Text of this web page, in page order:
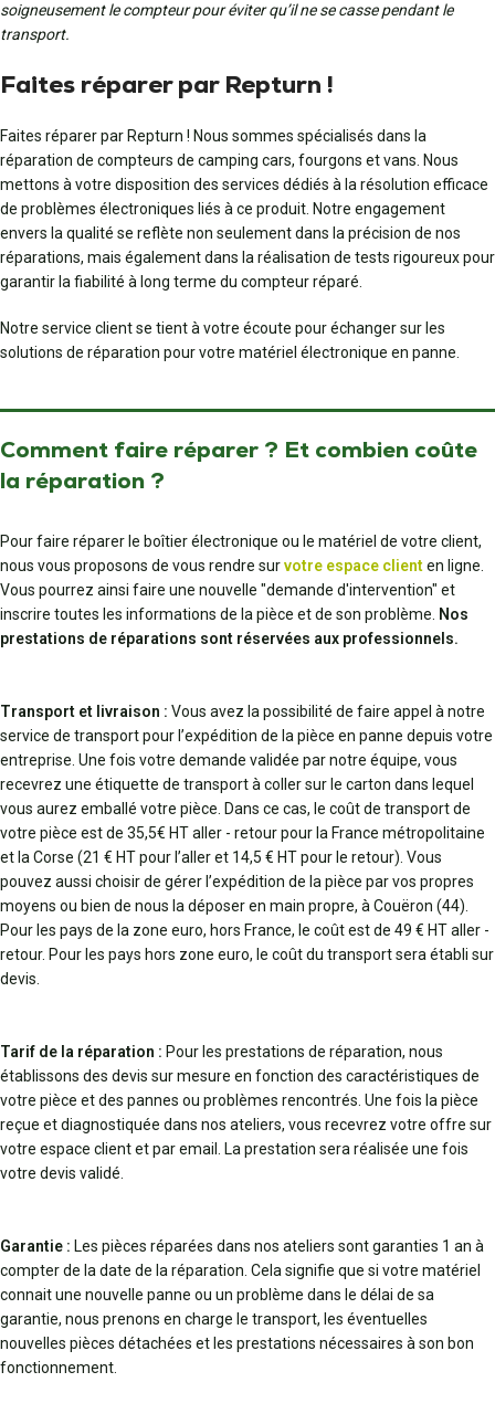
soigneusement le compteur pour éviter qu’il ne se casse pendant le
transport.
Faites réparer par Repturn !
Faites réparer par Repturn ! Nous sommes spécialisés dans la
réparation de compteurs de camping cars, fourgons et vans. Nous
mettons à votre disposition des services dédiés à la résolution efficace
de problèmes électroniques liés à ce produit. Notre engagement
envers la qualité se reflète non seulement dans la précision de nos
réparations, mais également dans la réalisation de tests rigoureux pour
garantir la fiabilité à long terme du compteur réparé.
Notre service client se tient à votre écoute pour échanger sur les
solutions de réparation pour votre matériel électronique en panne.
Comment faire réparer ? Et combien coûte
la réparation ?
Pour faire réparer le boîtier électronique ou le matériel de votre client,
nous vous proposons de vous rendre survotre espace clienten ligne.
Vous pourrez ainsi faire une nouvelle "demande d'intervention" et
inscrire toutes les informations de la pièce et de son problème. Nos
prestations de réparations sont réservées aux professionnels.
Transport et livraison : Vous avez la possibilité de faire appel à notre
service de transport pour l’expédition de la pièce en panne depuis votre
entreprise. Une fois votre demande validée par notre équipe, vous
recevrez une étiquette de transport à coller sur le carton dans lequel
vous aurez emballé votre pièce. Dans ce cas, le coût de transport de
votre pièce est de 35,5€ HT aller - retour pour la France métropolitaine
et la Corse (21 € HT pour l’aller et 14,5 € HT pour le retour). Vous
pouvez aussi choisir de gérer l’expédition de la pièce par vos propres
moyens ou bien de nous la déposer en main propre, à Couëron (44).
Pour les pays de la zone euro, hors France, le coût est de 49 € HT aller -
retour. Pour les pays hors zone euro, le coût du transport sera établi sur
devis.
Tarif de la réparation : Pour les prestations de réparation, nous
établissons des devis sur mesure en fonction des caractéristiques de
votre pièce et des pannes ou problèmes rencontrés. Une fois la pièce
reçue et diagnostiquée dans nos ateliers, vous recevrez votre offre sur
votre espace client et par email. La prestation sera réalisée une fois
votre devis validé.
Garantie : Les pièces réparées dans nos ateliers sont garanties 1 an à
compter de la date de la réparation. Cela signifie que si votre matériel
connait une nouvelle panne ou un problème dans le délai de sa
garantie, nous prenons en charge le transport, les éventuelles
nouvelles pièces détachées et les prestations nécessaires à son bon
fonctionnement.